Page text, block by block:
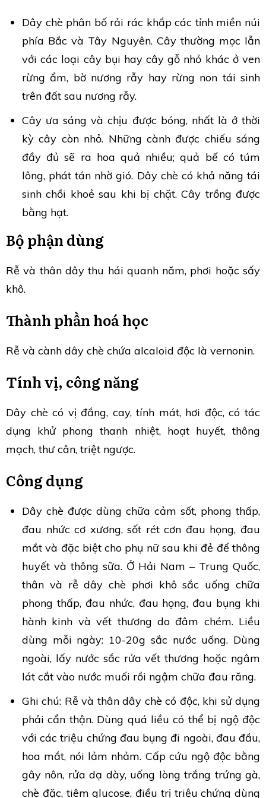
Dây chè phân bố rải rác khắp các tỉnh miền núi
phía Bắc và Tây Nguyên. Cây thường mọc lẫn
với các loại cây bụi hay cây gỗ nhỏ khác ở ven
rừng ẩm, bờ nương rẫy hay rừng non tái sinh
trên đất sau nương rẫy.
Cây ưa sáng và chịu được bóng, nhất là ở thời
kỳ cây còn nhỏ. Những cành được chiếu sáng
đầy đủ sẽ ra hoa quả nhiều; quả bế có túm
lông, phát tán nhờ gió. Dây chè có khả năng tái
sinh chồi khoẻ sau khi bị chặt. Cây trồng được
bằng hạt.
Bộ phận dùng
Rễ và thân dây thu hái quanh năm, phơi hoặc sấy
khô.
Thành phần hoá học
Rễ và cành dây chè chứa alcaloid độc là vernonin.
Tính vị, công năng
Dây chè có vị đắng, cay, tính mát, hơi độc, có tác
dụng khử phong thanh nhiệt, hoạt huyết, thông
mạch, thư cân, triệt ngược.
Công dụng
Dây chè được dùng chữa cảm sốt, phong thấp,
đau nhức cơ xương, sốt rét cơn đau họng, đau
mắt và đặc biệt cho phụ nữ sau khi đẻ để thông
huyết và thông sữa. Ở Hải Nam – Trung Quốc,
thân và rễ dây chè phơi khô sắc uống chữa
phong thấp, đau nhức, đau họng, đau bụng khi
hành kinh và vết thương do đâm chém. Liều
dùng mỗi ngày: 10-20g sắc nước uống. Dùng
ngoài, lấy nước sắc rửa vết thương hoặc ngâm
lát cắt vào nước muối rồi ngậm chữa đau răng.
Ghi chú: Rễ và thân dây chè có độc, khi sử dụng
phải cẩn thận. Dùng quá liều có thể bị ngộ độc
với các triệu chứng đau bụng đi ngoài, đau đầu,
hoa mắt, nói lảm nhảm. Cấp cứu ngộ độc bằng
gây nôn, rửa dạ dày, uống lòng trắng trứng gà,
chè đặc, tiêm glucose, điều trị triệu chứng dùng